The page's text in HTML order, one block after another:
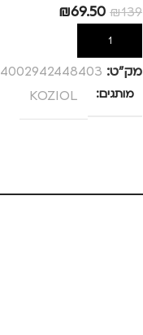
₪139
₪69.50
הוספה לסל
מק”ט: 4002942448403
מותגים KOZIOL